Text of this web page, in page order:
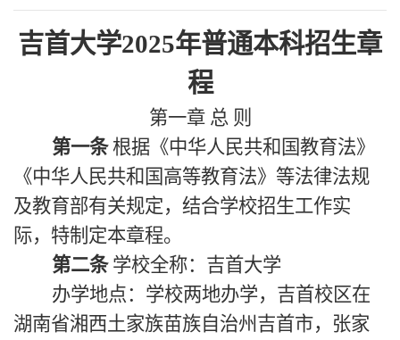
吉首大学2025年普通本科招生章
程
第一章 总 则
第一条 根据《中华人民共和国教育法》
《中华人民共和国高等教育法》等法律法规
及教育部有关规定，结合学校招生工作实
际，特制定本章程。
第二条 学校全称：吉首大学
办学地点：学校两地办学，吉首校区在
湖南省湘西土家族苗族自治州吉首市，张家